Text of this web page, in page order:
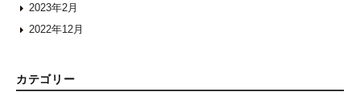
2023年2月
2022年12月
カテゴリー